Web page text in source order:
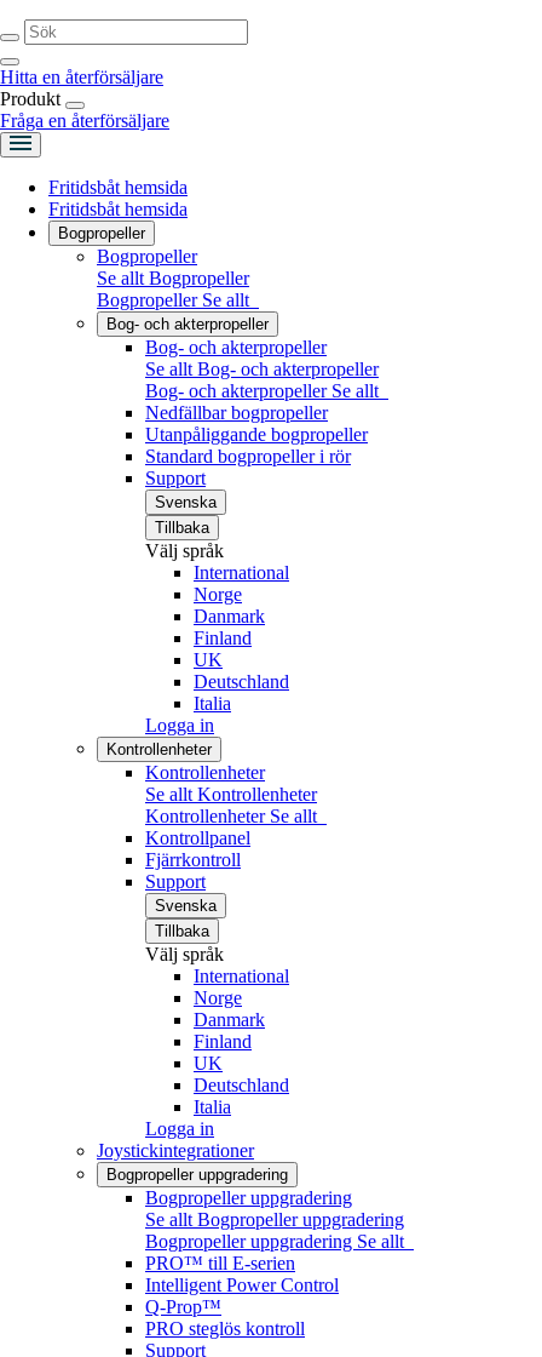
Hitta en återförsäljare
Produkt
Fråga en återförsäljare
Fritidsbåt hemsida
Fritidsbåt hemsida
Bogpropeller
Bogpropeller
Se allt Bogpropeller
Bogpropeller Se allt
Bog- och akterpropeller
Bog- och akterpropeller
Se allt Bog- och akterpropeller
Bog- och akterpropeller Se allt
Nedfällbar bogpropeller
Utanpåliggande bogpropeller
Standard bogpropeller i rör
Support
Svenska
Tillbaka
Välj språk
International
Norge
Danmark
Finland
UK
Deutschland
Italia
Logga in
Kontrollenheter
Kontrollenheter
Se allt Kontrollenheter
Kontrollenheter Se allt
Kontrollpanel
Fjärrkontroll
Support
Svenska
Tillbaka
Välj språk
International
Norge
Danmark
Finland
UK
Deutschland
Italia
Logga in
Joystickintegrationer
Bogpropeller uppgradering
Bogpropeller uppgradering
Se allt Bogpropeller uppgradering
Bogpropeller uppgradering Se allt
PRO™ till E-serien
Intelligent Power Control
Q-Prop™
PRO steglös kontroll
Support